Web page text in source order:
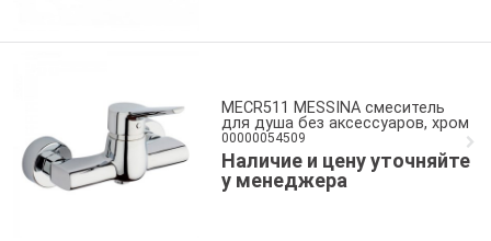
MECR511 MESSINA смеситель
для душа без аксессуаров, хром
00000054509
Наличие и цену уточняйте
у менеджера